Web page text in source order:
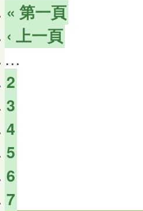
« 第一頁
‹ 上一頁
…
2
3
4
5
6
7